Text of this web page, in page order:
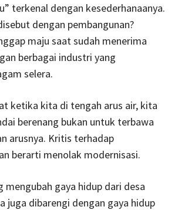
terkenal dengan kesederhanaanya.
dengan pembangunan?
maju saat sudah menerima
berbagai industri yang
selera.
ketika kita di tengah arus air, kita
berenang bukan untuk terbawa
arusnya. Kritis terhadap
berarti menolak modernisasi.
mengubah gaya hidup dari desa
juga dibarengi dengan gaya hidup